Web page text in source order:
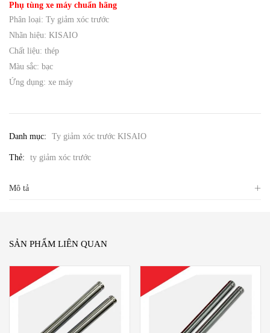
Phụ tùng xe máy chuẩn hãng
Phân loại: Ty giảm xóc trước
Nhãn hiệu: KISAIO
Chất liệu: thép
Màu sắc: bạc
Ứng dụng: xe máy
Danh mục: Ty giảm xóc trước KISAIO
Thẻ: ty giảm xóc trước
Mô tả
SẢN PHẨM LIÊN QUAN